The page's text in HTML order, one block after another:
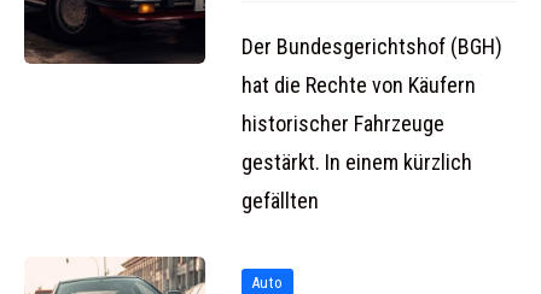
Der Bundesgerichtshof (BGH)
hat die Rechte von Käufern
historischer Fahrzeuge
gestärkt. In einem kürzlich
gefällten
Auto